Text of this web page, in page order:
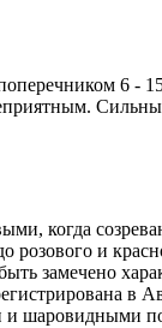
6
когда
розового и
замечено
шаровидными